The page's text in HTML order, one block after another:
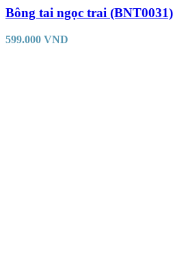
Bông tai ngọc trai (BNT0031)
599.000 VND